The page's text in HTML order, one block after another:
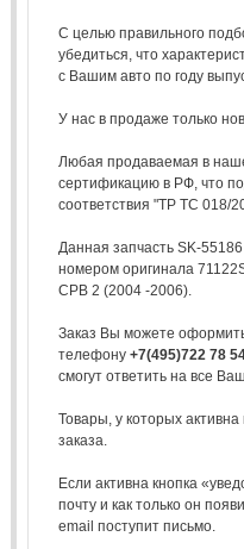
С целью правильного
убедиться, что
с Вашим авто по году
У нас в продаже только
Любая продаваемая в
сертификацию в РФ, что
соответствия "ТР ТС 018/
Данная запчасть SK-
номером оригинала
СРВ 2 (2004 -2006).
Заказ Вы можете
телефону +7(495)722 78
смогут ответить на все
Товары, у которых
заказа.
Если активна кнопка
почту и как только он
email поступит письмо.